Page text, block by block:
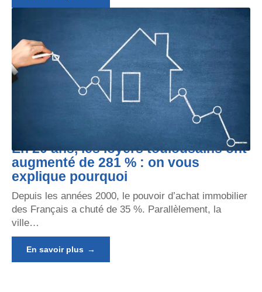
En 20 ans, les loyers toulousains ont
augmenté de 281 % : on vous
explique pourquoi
Depuis les années 2000, le pouvoir d’achat immobilier
des Français a chuté de 35 %. Parallèlement, la
ville…
En savoir plus